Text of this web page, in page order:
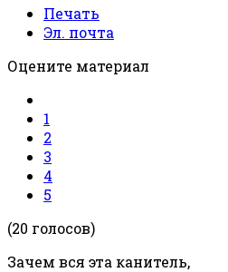
Печать
Эл. почта
Оцените материал
1
2
3
4
5
(20 голосов)
Зачем вся эта канитель,